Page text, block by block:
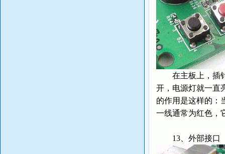
在主板上，插针
开，电源灯就一直
的作用是这样的：
一线通常为红色，
13、外部接口